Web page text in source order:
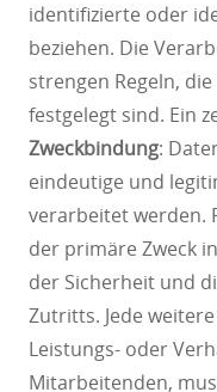
identifizierte oder
beziehen. Die
strengen Regeln,
festgelegt sind. Ein
Zweckbindung:
eindeutige und
verarbeitet werden.
der primäre Zweck
der Sicherheit und
Zutritts. Jede
Leistungs- oder
Mitarbeitenden,